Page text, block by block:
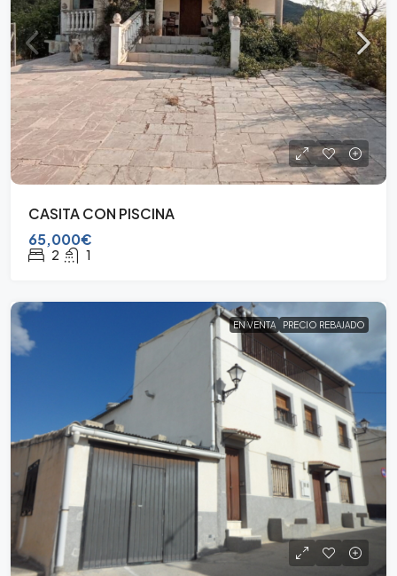
CASITA CON PISCINA
65,000€
2 1
EN VENTA PRECIO REBAJADO